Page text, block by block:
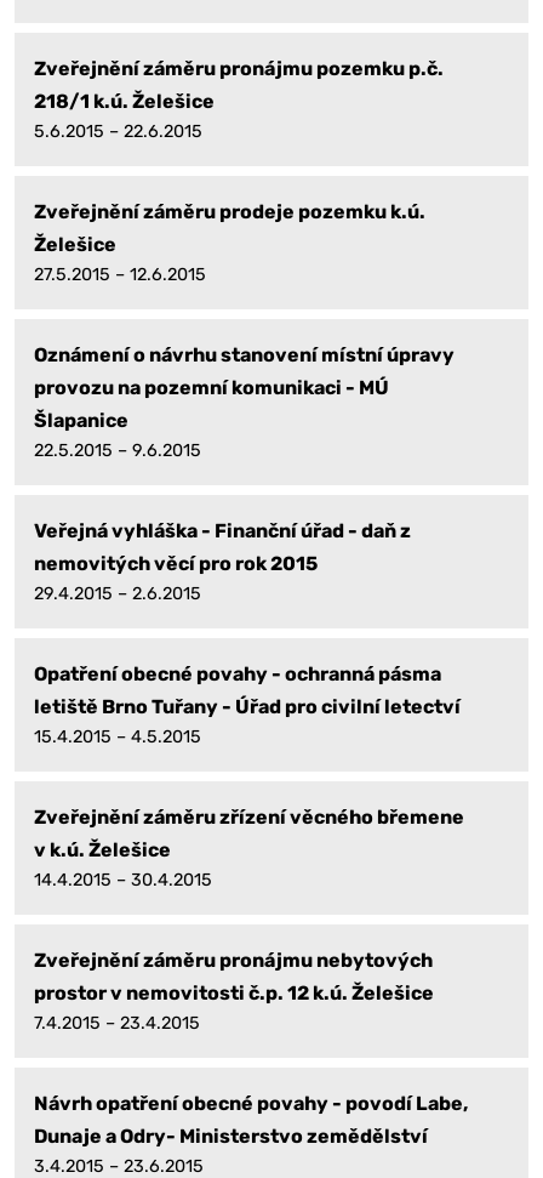
Zveřejnění záměru pronájmu pozemku p.č.
218/1 k.ú. Želešice
5.6.2015 – 22.6.2015
Zveřejnění záměru prodeje pozemku k.ú.
Želešice
27.5.2015 – 12.6.2015
Oznámení o návrhu stanovení místní úpravy
provozu na pozemní komunikaci - MÚ
Šlapanice
22.5.2015 – 9.6.2015
Veřejná vyhláška - Finanční úřad - daň z
nemovitých věcí pro rok 2015
29.4.2015 – 2.6.2015
Opatření obecné povahy - ochranná pásma
letiště Brno Tuřany - Úřad pro civilní letectví
15.4.2015 – 4.5.2015
Zveřejnění záměru zřízení věcného břemene
v k.ú. Želešice
14.4.2015 – 30.4.2015
Zveřejnění záměru pronájmu nebytových
prostor v nemovitosti č.p. 12 k.ú. Želešice
7.4.2015 – 23.4.2015
Návrh opatření obecné povahy - povodí Labe,
Dunaje a Odry- Ministerstvo zemědělství
3.4.2015 – 23.6.2015